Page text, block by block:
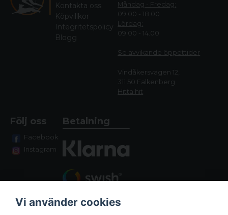
Kontakta oss
Köpvillkor
Integritetspolicy
Blogg
Måndag - Fredag:
09.00 - 18.00
Lördag:
09.00 - 14.00
Se avvikande öppettider
Vindåkersvägen 12,
311 50 Falkenberg
Hitta hit
Följ oss
Facebook
Instagram
Betalning
Vi använder cookies